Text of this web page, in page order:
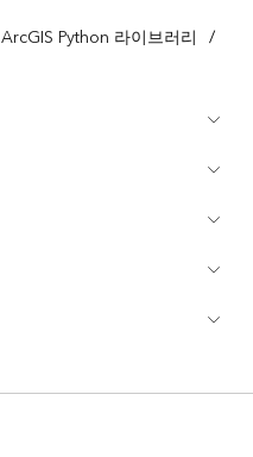
ArcGIS Python 라이브러리 /